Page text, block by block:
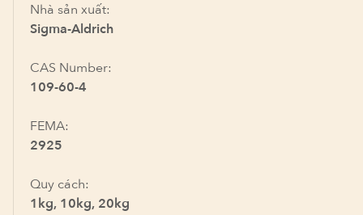
Nhà sản xuất:
Sigma-Aldrich
CAS Number:
109-60-4
FEMA:
2925
Quy cách:
1kg, 10kg, 20kg